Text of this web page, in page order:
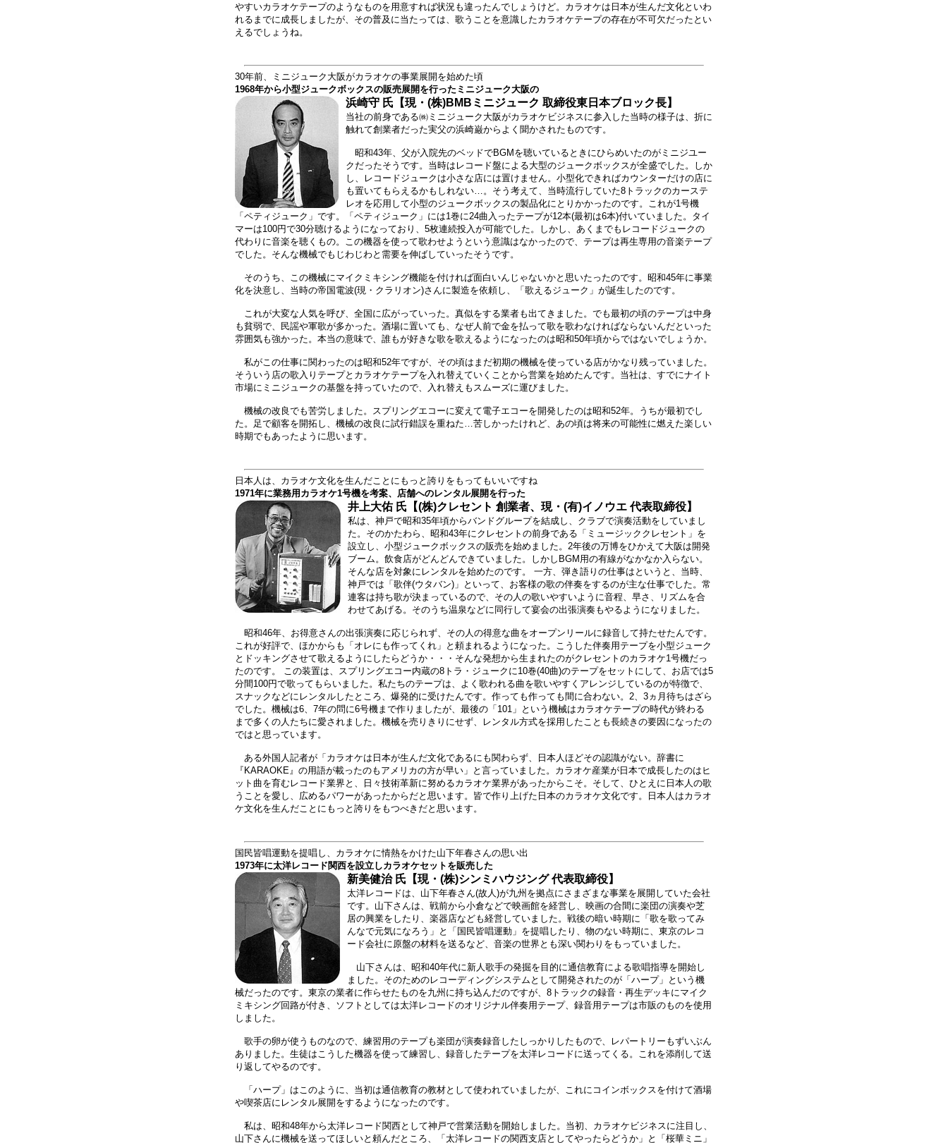
やすいカラオケテープのようなものを用意すれば状況も違ったんでしょうけど。カラオケは日本が生んだ文化といわ
れるまでに成長しましたが、その普及に当たっては、歌うことを意識したカラオケテープの存在が不可欠だったとい
えるでしょうね。
30年前、ミニジューク大阪がカラオケの事業展開を始めた頃
1968年から小型ジュークボックスの販売展開を行ったミニジューク大阪の
浜崎守 氏【現・(株)BMBミニジューク 取締役東日本ブロック長】
当社の前身である㈱ミニジューク大阪がカラオケビジネスに参入した当時の様子は、折に
触れて創業者だった実父の浜崎巌からよく聞かされたものです。
昭和43年、父が入院先のベッドでBGMを聴いているときにひらめいたのがミニジユー
クだったそうです。当時はレコード盤による大型のジュークボックスが全盛でした。しか
し、レコードジュークは小さな店には置けません。小型化できればカウンターだけの店に
も置いてもらえるかもしれない…。そう考えて、当時流行していた8トラックのカーステ
レオを応用して小型のジュークボックスの製品化にとりかかったのです。これが1号機
「ペティジューク」です。「ペティジューク」には1巻に24曲入ったテープが12本(最初は6本)付いていました。タイ
マーは100円で30分聴けるようになっており、5枚連続投入が可能でした。しかし、あくまでもレコードジュークの
代わりに音楽を聴くもの。この機器を使って歌わせようという意識はなかったので、テープは再生専用の音楽テープ
でした。そんな機械でもじわじわと需要を伸ばしていったそうです。
そのうち、この機械にマイクミキシング機能を付ければ面白いんじゃないかと思いたったのです。昭和45年に事業
化を決意し、当時の帝国電波(現・クラリオン)さんに製造を依頼し、「歌えるジューク」が誕生したのです。
これが大変な人気を呼び、全国に広がっていった。真似をする業者も出てきました。でも最初の頃のテープは中身
も貧弱で、民謡や軍歌が多かった。酒場に置いても、なぜ人前で金を払って歌を歌わなければならないんだといった
雰囲気も強かった。本当の意味で、誰もが好きな歌を歌えるようになったのは昭和50年頃からではないでしょうか。
私がこの仕事に関わったのは昭和52年ですが、その頃はまだ初期の機械を使っている店がかなり残っていました。
そういう店の歌入りテープとカラオケテープを入れ替えていくことから営業を始めたんです。当社は、すでにナイト
市場にミニジュークの基盤を持っていたので、入れ替えもスムーズに運びました。
機械の改良でも苦労しました。スプリングエコーに変えて電子エコーを開発したのは昭和52年。うちが最初でし
た。足で顧客を開拓し、機械の改良に試行錯誤を重ねた…苦しかったけれど、あの頃は将来の可能性に燃えた楽しい
時期でもあったように思います。
日本人は、カラオケ文化を生んだことにもっと誇りをもってもいいですね
1971年に業務用カラオケ1号機を考案、店舗へのレンタル展開を行った
井上大佑 氏【(株)クレセント 創業者、現・(有)イノウエ 代表取締役】
私は、神戸で昭和35年頃からバンドグループを結成し、クラブで演奏活動をしていまし
た。そのかたわら、昭和43年にクレセントの前身である「ミュージッククレセント」を
設立し、小型ジュークボックスの販売を始めました。2年後の万博をひかえて大阪は開発
ブーム。飲食店がどんどんできていました。しかしBGM用の有線がなかなか入らない。
そんな店を対象にレンタルを始めたのです。 一方、弾き語りの仕事はというと、当時、
神戸では「歌伴(ウタバン)」といって、お客様の歌の伴奏をするのが主な仕事でした。常
連客は持ち歌が決まっているので、その人の歌いやすいように音程、早さ、リズムを合
わせてあげる。そのうち温泉などに同行して宴会の出張演奏もやるようになりました。
昭和46年、お得意さんの出張演奏に応じられず、その人の得意な曲をオープンリールに録音して持たせたんです。
これが好評で、ほかからも「オレにも作ってくれ」と頼まれるようになった。こうした伴奏用テープを小型ジューク
とドッキングさせて歌えるようにしたらどうか・・・そんな発想から生まれたのがクレセントのカラオケ1号機だっ
たのです。 この装置は、スプリングエコー内蔵の8トラ・ジュークに10巻(40曲)のテープをセットにして、お店では5
分間100円で歌ってもらいました。私たちのテープは、よく歌われる曲を歌いやすくアレンジしているのが特徴で、
スナックなどにレンタルしたところ、爆発的に受けたんです。作っても作っても間に合わない。2、3ヵ月待ちはざら
でした。機械は6、7年の問に6号機まで作りましたが、最後の「101」という機械はカラオケテープの時代が終わる
まで多くの人たちに愛されました。機械を売りきりにせず、レンタル方式を採用したことも長続きの要因になったの
ではと思っています。
ある外国人記者が「カラオケは日本が生んだ文化であるにも関わらず、日本人ほどその認識がない。辞書に
『KARAOKE』の用語が載ったのもアメリカの方が早い」と言っていました。カラオケ産業が日本で成長したのはヒ
ット曲を育むレコード業界と、日々技術革新に努めるカラオケ業界があったからこそ。そして、ひとえに日本人の歌
うことを愛し、広めるパワーがあったからだと思います。皆で作り上げた日本のカラオケ文化です。日本人はカラオ
ケ文化を生んだことにもっと誇りをもつべきだと思います。
国民皆唱運動を提唱し、カラオケに情熱をかけた山下年春さんの思い出
1973年に太洋レコード関西を設立しカラオケセットを販売した
新美健治 氏【現・(株)シンミハウジング 代表取締役】
太洋レコードは、山下年春さん(故人)が九州を拠点にさまざまな事業を展開していた会社
です。山下さんは、戦前から小倉などで映画館を経営し、映画の合間に楽団の演奏や芝
居の興業をしたり、楽器店なども経営していました。戦後の暗い時期に「歌を歌ってみ
んなで元気になろう」と「国民皆唱運動」を提唱したり、物のない時期に、東京のレコ
ード会社に原盤の材料を送るなど、音楽の世界とも深い関わりをもっていました。
山下さんは、昭和40年代に新人歌手の発掘を目的に通信教育による歌唱指導を開始し
ました。そのためのレコーディングシステムとして開発されたのが「ハープ」という機
械だったのです。東京の業者に作らせたものを九州に持ち込んだのですが、8トラックの録音・再生デッキにマイク
ミキシング回路が付き、ソフトとしては太洋レコードのオリジナル伴奏用テープ、録音用テープは市販のものを使用
しました。
歌手の卵が使うものなので、練習用のテープも楽団が演奏録音したしっかりしたもので、レパートリーもずいぶん
ありました。生徒はこうした機器を使って練習し、録音したテープを太洋レコードに送ってくる。これを添削して送
り返してやるのです。
「ハープ」はこのように、当初は通信教育の教材として使われていましたが、これにコインボックスを付けて酒場
や喫茶店にレンタル展開をするようになったのです。
私は、昭和48年から太洋レコード関西として神戸で営業活動を開始しました。当初、カラオケビジネスに注目し、
山下さんに機械を送ってほしいと頼んだところ、「太洋レコードの関西支店としてやったらどうか」と「桜華ミニ」